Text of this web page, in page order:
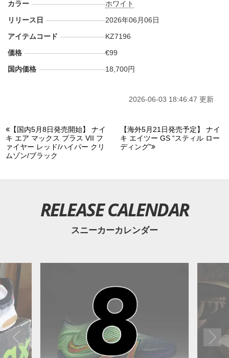
カラー
ホワイト
リリース日
2026年06月06日
アイテムコード
KZ7196
価格
€99
国内価格
18,700円
2026-06-03 18:46:47 更新
【国内5月8日発売開始】 ナイ
キ エア マックス プラス VII フ
ァイヤー レッド/ハイパー クリ
ムゾン/ブラック
【海外5月21日発売予定】 ナイ
キ エイツー GS “スティル ロー
ディング”
RELEASE CALENDAR
スニーカーカレンダー